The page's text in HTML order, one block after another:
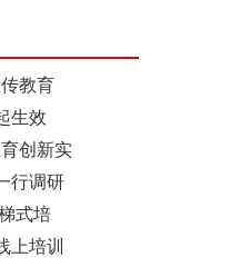
教育
生效
创新实
行调研
式培
上培训